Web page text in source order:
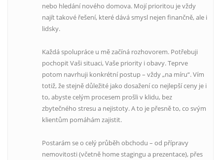
nebo hledání nového domova. Mojí prioritou je vždy
najít takové řešení, které dává smysl nejen finančně, ale i
lidsky.
Každá spolupráce u mě začíná rozhovorem. Potřebuji
pochopit Vaši situaci, Vaše priority i obavy. Teprve
potom navrhuji konkrétní postup – vždy „na míru“. Vím
totiž, že stejně důležité jako dosažení co nejlepší ceny je i
to, abyste celým procesem prošli v klidu, bez
zbytečného stresu a nejistoty. A to je přesně to, co svým
klientům pomáhám zajistit.
Postarám se o celý průběh obchodu – od přípravy
nemovitosti (včetně home stagingu a prezentace), přes